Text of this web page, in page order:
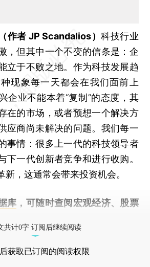
作者 JP Scandalios）科技行业
，但其中一个不变的信条是：企
立于不败之地。作为科技发展趋
现象每一天都会在我们面前上
企业不能本着“复制”的态度，其
在的市场，或者预想一个解决方
应商尚未解决的问题。我们每一
事情：很多上一代的科技领导者
下一代创新者竞争和进行收购。
新，这通常会带来投资机会。
库 ，可随时查阅宏观经济、股票
共计0字 订阅后继续阅读
后获取已订阅的阅读权限